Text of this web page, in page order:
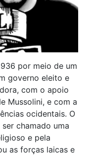
por meio de um
governo eleito e
com o apoio
Mussolini, e com a
ocidentais. O
chamado uma
e pela
as forças laicas e